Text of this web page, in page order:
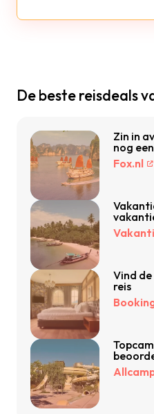
De beste reisdeals
Zin in
nog
Fox.nl
Vind
reis